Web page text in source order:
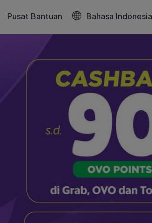
Pusat Bantuan Bahasa Indonesia